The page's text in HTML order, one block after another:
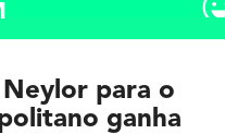
para o
ganha